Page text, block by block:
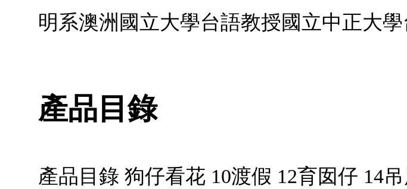
明系澳洲國立大學台語教授國立中正大
產品目錄
產品目錄 狗仔看花 10渡假 12育囡仔 14